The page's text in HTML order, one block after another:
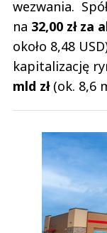
wezwania.
na 32,00 zł za
około 8,48
kapitalizację
mld zł(ok. 8,6